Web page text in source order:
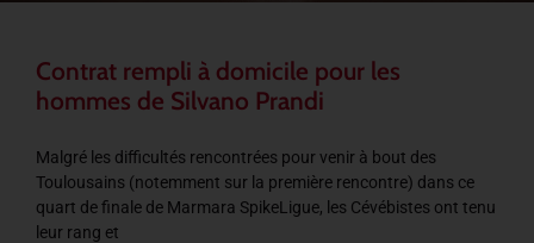
Contrat rempli à domicile pour les
hommes de Silvano Prandi
Malgré les difficultés rencontrées pour venir à bout des
Toulousains (notemment sur la première rencontre) dans ce
quart de finale de Marmara SpikeLigue, les Cévébistes ont tenu
leur rang et